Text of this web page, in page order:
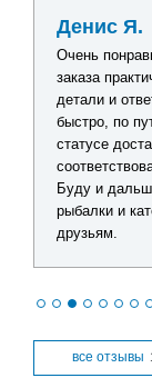
Денис Я.
Очень
заказа
детали и
быстро, по
статусе
Буду и
рыбалки и
друзьям.
все отзывы